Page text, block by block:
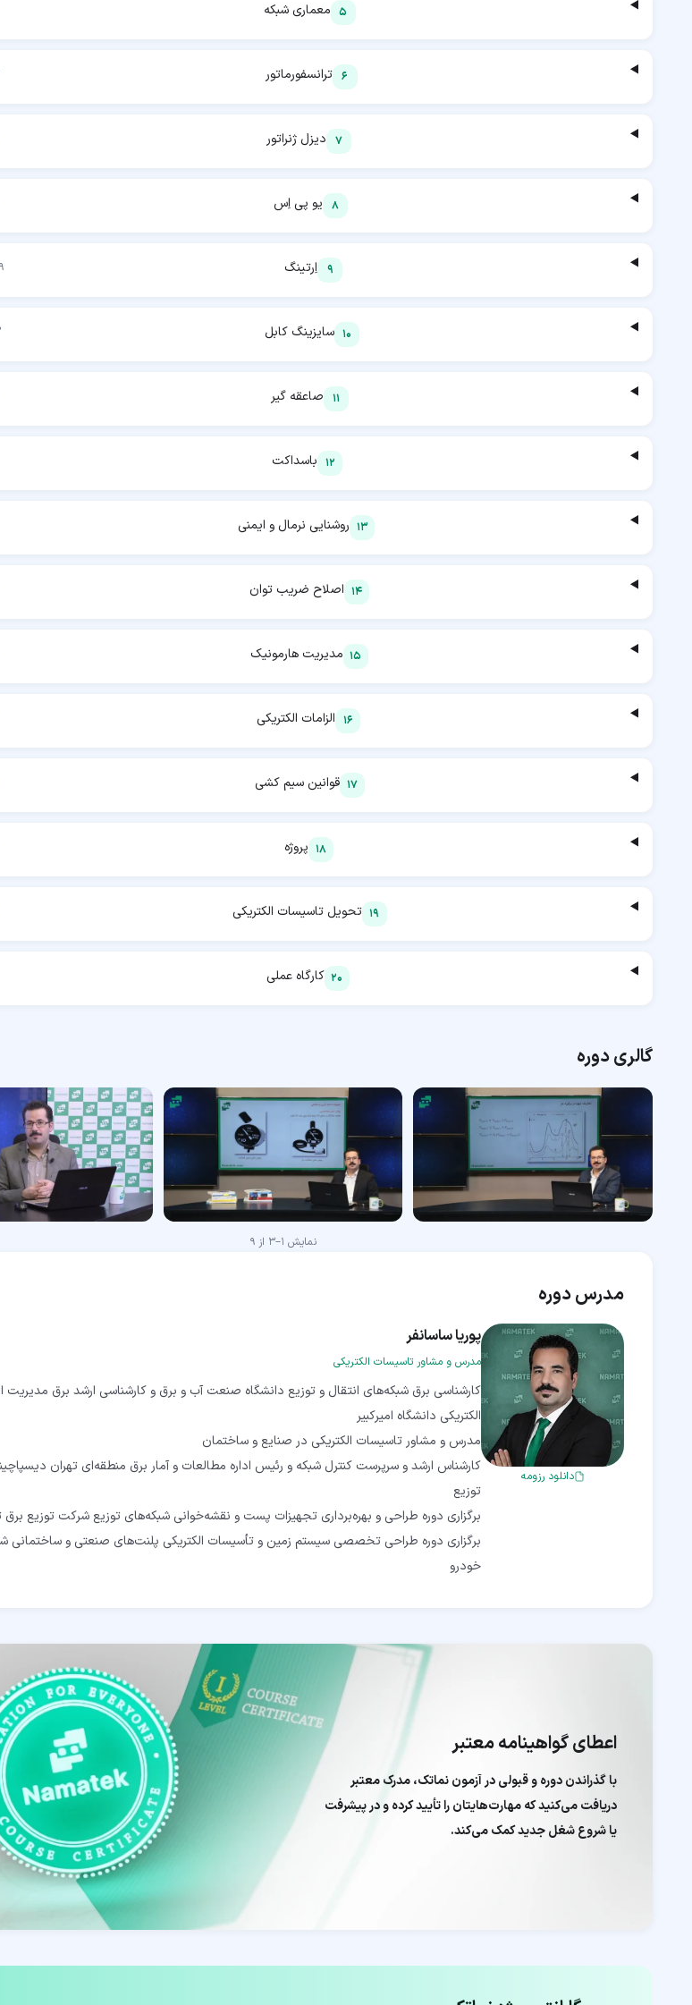
5 معماری شبکه
6 ترانسفورماتور
7 دیزل ژنراتور
8 یو پی اِس
9 اِرتینگ
10 سایزینگ کابل
11 صاعقه گیر
12 باسداکت
13 روشنایی نرمال و ایمنی
14 اصلاح ضریب توان
15 مدیریت هارمونیک
16 الزامات الکتریکی
17 قوانین سیم کشی
18 پروژه
19 تحویل تاسیسات الکتریکی
20 کارگاه عملی
گالری دوره
نمایش 1
–
3 از9
مدرس دوره
دانلود رزومه
پوریا ساسانفر
مدرس و مشاور تاسیسات الکتریکی
کارشناسی برق شبکه‌های انتقال و توزیع دانشگاه صنعت آب و برق و کارشناسی ارشد برق مدیریت
کارشناس ارشد و سرپرست کنترل شبکه و رئیس اداره مطالعات و آمار برق منطقه‌ای تهران
برگزاری دوره طراحی تخصصی سیستم زمین و تأسیسات الکتریکی پلنت‌های صنعتی و ساختمانی
خودرو
اعطای گواهینامه معتبر
با گذراندن دوره و قبولی در آزمون نماتک، مدرک معتبر
دریافت می‌کنید که مهارت‌هایتان را تأیید کرده و در پیشرفت
یا شروع شغل جدید کمک می‌کند.